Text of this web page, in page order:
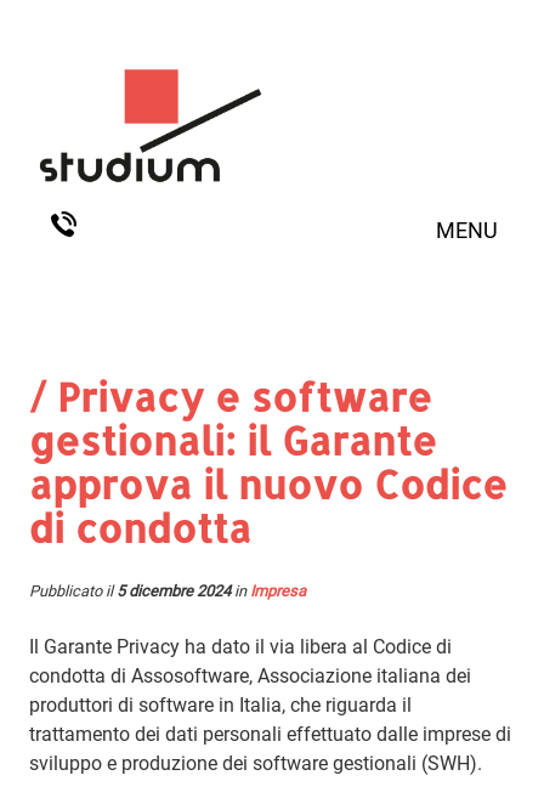
MENU
/ Privacy e software
gestionali: il Garante
approva il nuovo Codice
di condotta
Pubblicato il5 dicembre 2024in Impresa
Il Garante Privacy ha dato il via libera al Codice di
condotta di Assosoftware, Associazione italiana dei
produttori di software in Italia, che riguarda il
trattamento dei dati personali effettuato dalle imprese di
sviluppo e produzione dei software gestionali (SWH).